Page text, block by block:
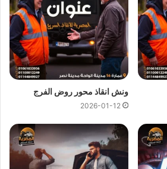
ونش انقاذ محور روض الفرج
2026-01-12